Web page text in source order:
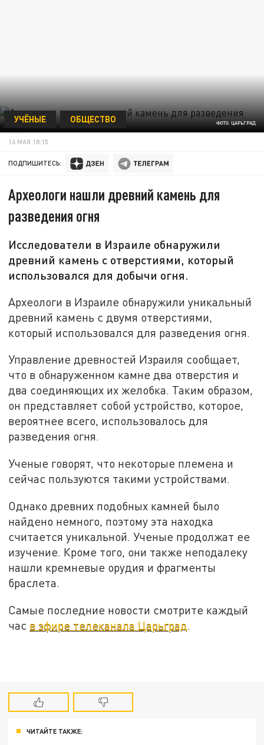
ФОТО: ЦАРЬГРАД
УЧЁНЫЕ ОБЩЕСТВО
16 МАЯ 18:15
ПОДПИШИТЕСЬ:
Археологи нашли древний камень для
разведения огня
Исследователи в Израиле обнаружили
древний камень с отверстиями, который
использовался для добычи огня.
Археологи в Израиле обнаружили уникальный
древний камень с двумя отверстиями,
который использовался для разведения огня.
Управление древностей Израиля сообщает,
что в обнаруженном камне два отверстия и
два соединяющих их желобка. Таким образом,
он представляет собой устройство, которое,
вероятнее всего, использовалось для
разведения огня.
Ученые говорят, что некоторые племена и
сейчас пользуются такими устройствами.
Однако древних подобных камней было
найдено немного, поэтому эта находка
считается уникальной. Ученые продолжат ее
изучение. Кроме того, они также неподалеку
нашли кремневые орудия и фрагменты
браслета.
Самые последние новости смотрите каждый
час в эфире телеканала Царьград
ЧИТАЙТЕ ТАКЖЕ: